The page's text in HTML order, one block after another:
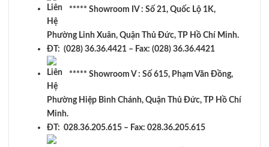
***** Showroom IV : Số 21, Quốc Lộ 1K,
Phường Linh Xuân, Quận Thủ Đức, TP Hồ Chí Minh.
ĐT: (028) 36.36.4421 – Fax: (028) 36.36.4421
***** Showroom V : Số 615, Phạm Văn Đồng,
Phường Hiệp Bình Chánh, Quận Thủ Đức, TP Hồ Chí
Minh.
ĐT: 028.36.205.615 – Fax: 028.36.205.615